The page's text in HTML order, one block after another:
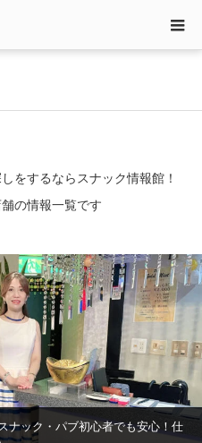
をするならスナック情報館！
の情報一覧です
ナック・パブ初心者でも安心！仕